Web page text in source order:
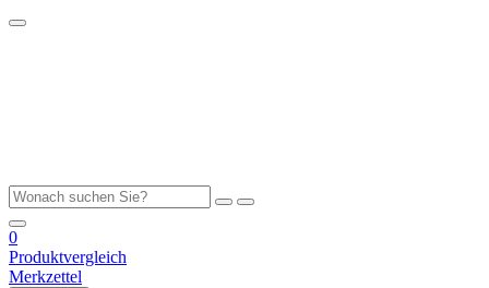
0
Produktvergleich
Merkzettel